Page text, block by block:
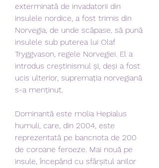
exterminată de invadatorii din
insulele nordice, a fost trimis din
Norvegia, de unde scăpase, să pună
insulele sub puterea lui Olaf
Tryggvason, regele Norvegiei. El a
introdus creștinismul și, deși a fost
ucis ulterior, supremația norvegiană
s-a menținut.
Dominantă este molia Hepialus
humuli, care, din 2004, este
reprezentată pe bancnota de 200
de coroane feroeze. Mai nouă pe
insule, începând cu sfârșitul anilor